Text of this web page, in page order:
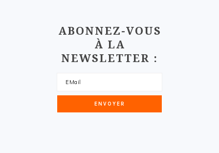
ABONNEZ-VOUS
À LA
NEWSLETTER :